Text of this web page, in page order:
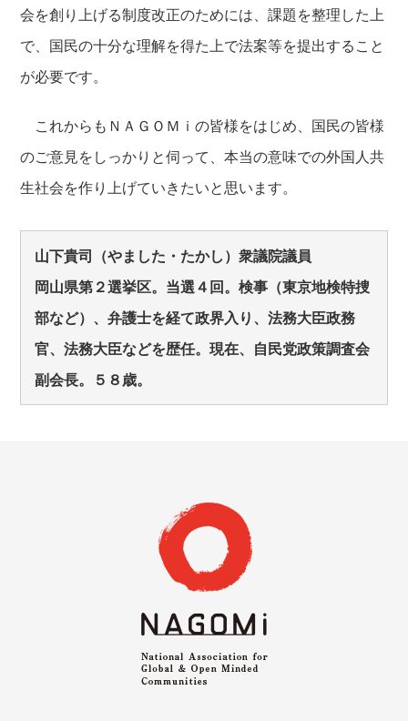
会を創り上げる制度改正のためには、課題を整理した上
で、国民の十分な理解を得た上で法案等を提出すること
が必要です。
これからもＮＡＧＯＭｉの皆様をはじめ、国民の皆様
のご意見をしっかりと伺って、本当の意味での外国人共
生社会を作り上げていきたいと思います。
山下貴司（やました・たかし）衆議院議員
岡山県第２選挙区。当選４回。検事（東京地検特捜
部など）、弁護士を経て政界入り、法務大臣政務
官、法務大臣などを歴任。現在、自民党政策調査会
副会長。５８歳。